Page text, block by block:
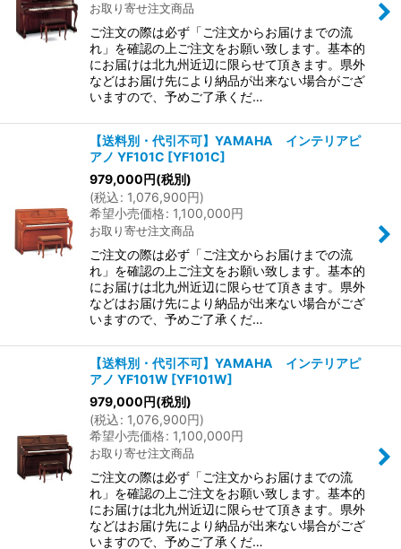
お取り寄せ注文商品
ご注文の際は必ず「ご注文からお届けまでの流
れ」を確認の上ご注文をお願い致します。基本的
にお届けは北九州近辺に限らせて頂きます。県外
などはお届け先により納品が出来ない場合がござ
いますので、予めご了承くだ…
【送料別・代引不可】YAMAHA インテリアピ
アノ YF101C [YF101C]
979,000 円(税別)
(税込: 1,076,900円)
希望小売価格: 1,100,000円
お取り寄せ注文商品
ご注文の際は必ず「ご注文からお届けまでの流
れ」を確認の上ご注文をお願い致します。基本的
にお届けは北九州近辺に限らせて頂きます。県外
などはお届け先により納品が出来ない場合がござ
いますので、予めご了承くだ…
【送料別・代引不可】YAMAHA インテリアピ
アノ YF101W [YF101W]
979,000 円(税別)
(税込: 1,076,900円)
希望小売価格: 1,100,000円
お取り寄せ注文商品
ご注文の際は必ず「ご注文からお届けまでの流
れ」を確認の上ご注文をお願い致します。基本的
にお届けは北九州近辺に限らせて頂きます。県外
などはお届け先により納品が出来ない場合がござ
いますので、予めご了承くだ…